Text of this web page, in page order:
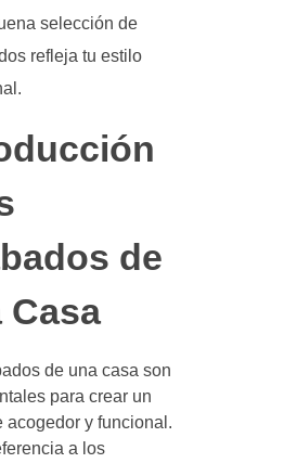
selección de
refleja tu estilo
de
Casa
de una casa son
para crear un
acogedor y funcional.
a los